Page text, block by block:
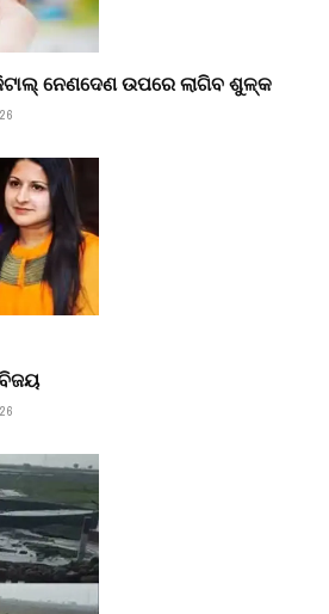
ନେଣଦେଣ ଉପରେ ଲାଗିବ ଶୁଳ୍କ